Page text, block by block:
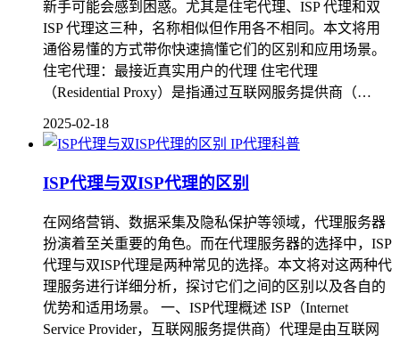
新手可能会感到困惑。尤其是住宅代理、ISP 代理和双
ISP 代理这三种，名称相似但作用各不相同。本文将用
通俗易懂的方式带你快速搞懂它们的区别和应用场景。
住宅代理：最接近真实用户的代理 住宅代理
（Residential Proxy）是指通过互联网服务提供商（…
2025-02-18
IP代理科普
ISP代理与双ISP代理的区别
在网络营销、数据采集及隐私保护等领域，代理服务器
扮演着至关重要的角色。而在代理服务器的选择中，ISP
代理与双ISP代理是两种常见的选择。本文将对这两种代
理服务进行详细分析，探讨它们之间的区别以及各自的
优势和适用场景。 一、ISP代理概述 ISP（Internet
Service Provider，互联网服务提供商）代理是由互联网